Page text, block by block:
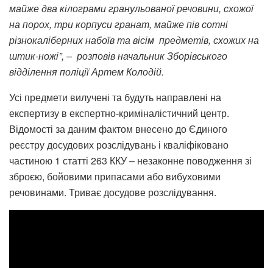
майже два кілограми гранульованої речовини, схожої
на порох, три корпуси гранат, майже пів сотні
різнокаліберних набоїв та вісім предметів, схожих на
штик-ножі”, – розповів начальник Зборівського
відділення поліції Артем Колодій.
Усі предмети вилучені та будуть направлені на
експертизу в експертно-криміналістичний центр.
Відомості за даним фактом внесено до Єдиного
реєстру досудових розслідувань і кваліфіковано
частиною 1 статті 263 ККУ – незаконне поводження зі
зброєю, бойовими припасами або вибуховими
речовинами. Триває досудове розслідування.